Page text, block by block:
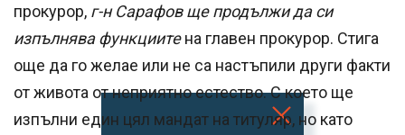
прокурор, г-н Сарафов ще продължи да си
изпълнява функциитена главен прокурор. Стига
още да го желае или не са настъпили други факти
от живота от неприятно естество. С което ще
изпълни един цял мандат на титуляр, но като